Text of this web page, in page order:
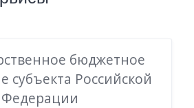
бюджетное
субъекта Российской
Федерации